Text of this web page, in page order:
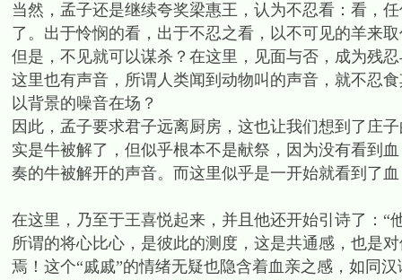
当然，孟子还是继续夸奖梁惠王，认为不忍看：看，
了。出于怜悯的看，出于不忍之看，以不可见的羊来
但是，不见就可以谋杀？在这里，见面与否，成为残
这里也有声音，所谓人类闻到动物叫的声音，就不忍
以背景的噪音在场？
因此，孟子要求君子远离厨房，这也让我们想到了庄
实是牛被解了，但似乎根本不是献祭，因为没有看到
奏的牛被解开的声音。而这里似乎是一开始就看到了
在这里，乃至于王喜悦起来，并且他还开始引诗了：“
所谓的将心比心，是彼此的测度，这是共通感，也是
焉！这个“戚戚”的情绪无疑也隐含着血亲之感，如同